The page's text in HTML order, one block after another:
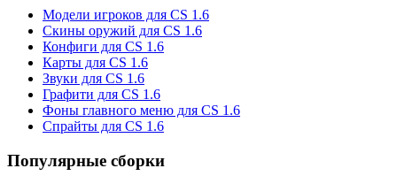
Модели игроков для CS 1.6
Скины оружий для CS 1.6
Конфиги для CS 1.6
Карты для CS 1.6
Звуки для CS 1.6
Графити для CS 1.6
Фоны главного меню для CS 1.6
Спрайты для CS 1.6
Популярные сборки